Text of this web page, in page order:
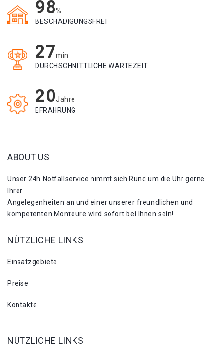
98%
BESCHÄDIGUNGSFREI
27min
DURCHSCHNITTLICHE WARTEZEIT
20Jahre
EFRAHRUNG
ABOUT US
Unser 24h Notfallservice nimmt sich Rund um die Uhr gerne
Ihrer
Angelegenheiten an und einer unserer freundlichen und
kompetenten Monteure wird sofort bei Ihnen sein!
NÜTZLICHE LINKS
Einsatzgebiete
Preise
Kontakte
NÜTZLICHE LINKS